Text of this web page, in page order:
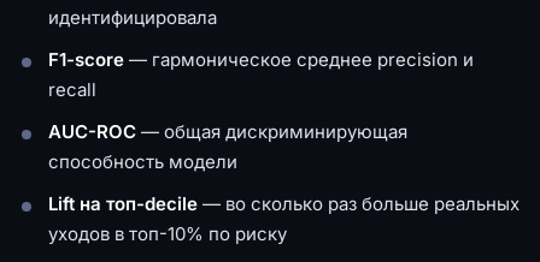
идентифицировала
F1-score — гармоническое среднее precision и
recall
AUC-ROC — общая дискриминирующая
способность модели
Lift на топ-decile — во сколько раз больше реальных
уходов в топ-10% по риску